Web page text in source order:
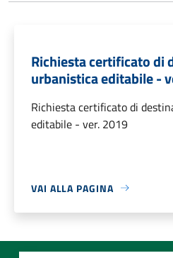
Richiesta certificato di
urbanistica editabile -
Richiesta certificato di
editabile - ver. 2019
VAI ALLA PAGINA